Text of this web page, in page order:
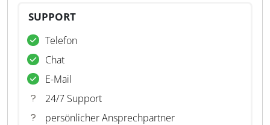
SUPPORT
Telefon
Chat
E-Mail
24/7 Support
persönlicher Ansprechpartner